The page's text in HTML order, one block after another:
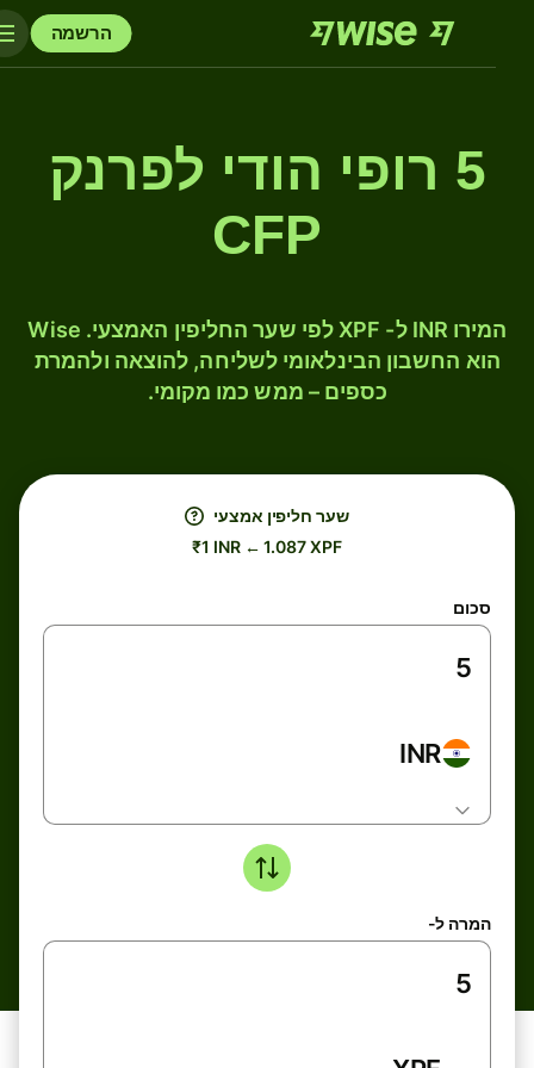
הרשמה
5 רופי הודי לפרנק
CFP
המירו INR ל- XPF לפי שער החליפין האמצעי. Wise
הוא החשבון הבינלאומי לשליחה, להוצאה ולהמרת
כספים – ממש כמו מקומי.
שער חליפין אמצעי
₹1 INR ← 1.087 XPF
סכום
INR
המרה ל-